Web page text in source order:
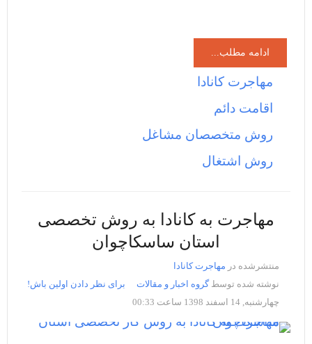
ادامه مطلب...
مهاجرت کانادا
اقامت دائم
روش متخصصان مشاغل
روش اشتغال
مهاجرت به کانادا به روش تخصصی
استان ساسکاچوان
منتشرشده در مهاجرت کانادا
نوشته شده توسطگروه اخبار و مقالات
برای نظر دادن اولین باش!
چهارشنبه, 14 اسفند 1398 ساعت 00:33